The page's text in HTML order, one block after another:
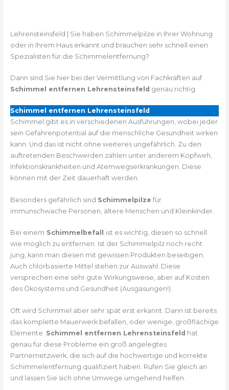
Lehrensteinsfeld | Sie haben Schimmelpilze in Ihrer Wohnung
oder in Ihrem Haus erkannt und brauchen sehr schnell einen
Spezialisten für die Schimmelentfernung?
Dann sind Sie hier bei der Vermittlung von Fachkräften auf
Schimmel entfernen Lehrensteinsfeld genau richtig.
Schimmel entfernen Lehrensteinsfeld
Schimmel gibt es in verschiedenen Ausführungen, wobei jeder
sein Gefahrenpotential auf die menschliche Gesundheit wirken
kann. Und das ist nicht ohne weiteres ungefährlich. Zu den
auftretenden Beschwerden zählen unter anderem Kopfweh,
Infektionskrankheiten und Atemwegserkrankungen. Diese
können mit der Zeit dauerhaft werden.
Besonders gefährlich sind Schimmelpilze für
immunschwache Personen, ältere Menschen und Kleinkinder.
Bei einem Schimmelbefall ist es wichtig, diesen so schnell
wie möglich zu entfernen. Ist der Schimmelpilz noch recht
jung, kann man diesen mit gewissen Produkten beseitigen.
Auch chlorbasierte Mittel stehen zur Auswahl. Diese
versprechen eine sehr gute Wirkungsweise, aber auf Kosten
des Ökosystems und Gesundheit (Ausgasungen!).
Oft wird Schimmel aber sehr spät erst erkannt. Dann ist bereits
das komplette Mauerwerk befallen, oder wenige, großflächige
Elemente. Schimmel entfernen Lehrensteinsfeld hat
genau für diese Probleme ein groß angelegtes
Partnernetzwerk, die sich auf die hochwertige und korrekte
Schimmelentfernung qualifiziert haben. Rufen Sie gleich an
und lassen Sie sich ohne Umwege umgehend helfen.